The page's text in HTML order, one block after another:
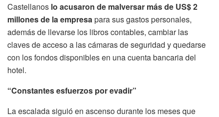
Castellanos lo acusaron de malversar más de US$ 2
millones de la empresapara sus gastos personales,
además de llevarse los libros contables, cambiar las
claves de acceso a las cámaras de seguridad y quedarse
con los fondos disponibles en una cuenta bancaria del
hotel.
“Constantes esfuerzos por evadir”
La escalada siguió en ascenso durante los meses que